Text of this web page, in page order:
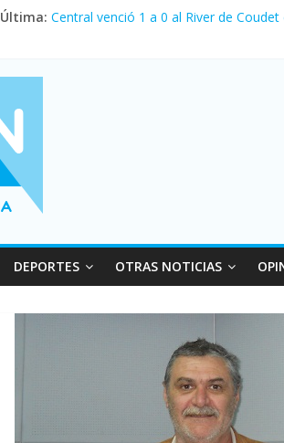
Última: Central venció 1 a 0 al River de
Vacaciones de invierno con más
Fuerte caída de la venta de autos
DEPORTES OTRAS NOTICIAS